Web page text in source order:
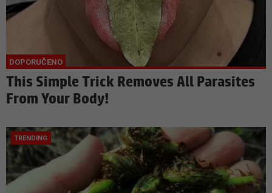
This Simple Trick Removes All Parasites
From Your Body!